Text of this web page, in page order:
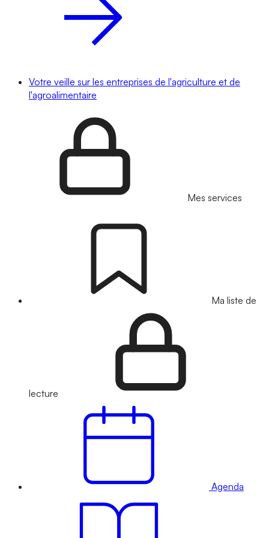
Votre veille sur les entreprises de l'agriculture et de
l'agroalimentaire
Mes services
Ma liste de
lecture
Agenda